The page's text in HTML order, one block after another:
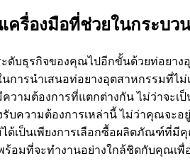
ครื่องมือที่ช่วยในกระบว
บธุรกิจของคุณไปอีกขั้นด้วยท่อยาง
การนำเสนอท่อยางอุตสาหกรรมที่
วามต้องการที่แตกต่างกัน ไม่ว่าจ
ความต้องการเหล่านี้ ไม่ว่าคุณจะ
ได้เป็นเพียงการเลือกซื้อผลิตภัณฑ์ที่
ร้อมที่จะทำงานอย่างใกล้ชิดกับคุ